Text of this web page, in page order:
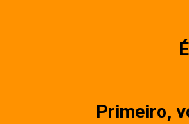
Primeiro,